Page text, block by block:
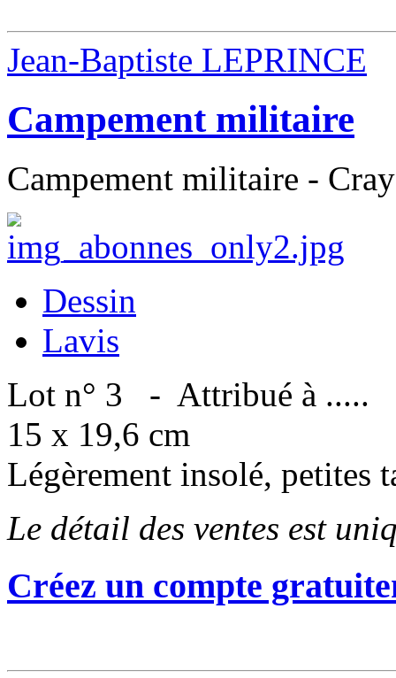
Jean-Baptiste LEPRINCE
Campement militaire
Campement militaire -
Dessin
Lavis
Lot n° 3 - Attribué à .....
15 x 19,6 cm
Légèrement insolé, petites
Le détail des ventes est
Créez un compte